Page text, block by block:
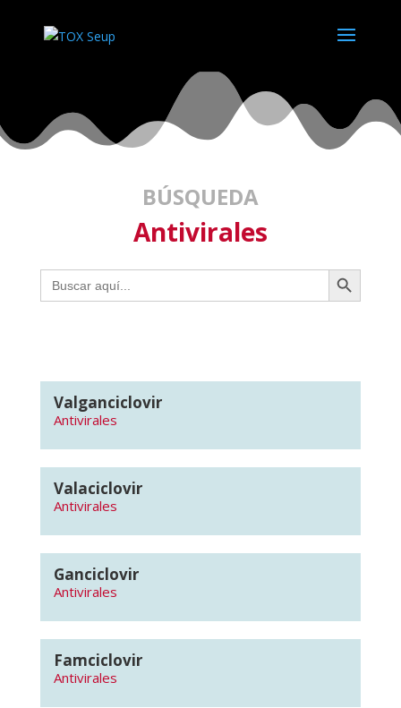
BÚSQUEDA
Antivirales
Buscar: Botón de búsqueda
Valganciclovir
Antivirales
Valaciclovir
Antivirales
Ganciclovir
Antivirales
Famciclovir
Antivirales